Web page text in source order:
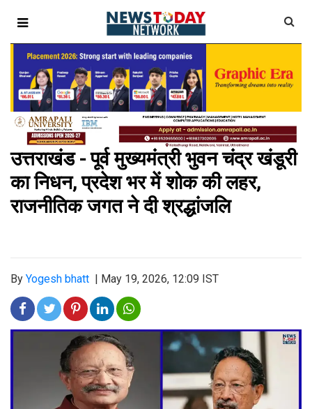
उत्तराखंड - पूर्व मुख्यमंत्री भुवन चंद्र खंडूरी
का निधन, प्रदेश भर में शोक की लहर,
राजनीतिक जगत ने दी श्रद्धांजलि
By Yogesh bhatt May 19, 2026, 12:09 IST